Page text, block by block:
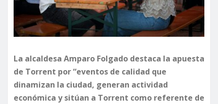
La alcaldesa Amparo Folgado destaca la apuesta
de Torrent por “eventos de calidad que
dinamizan la ciudad, generan actividad
económica y sitúan a Torrent como referente de